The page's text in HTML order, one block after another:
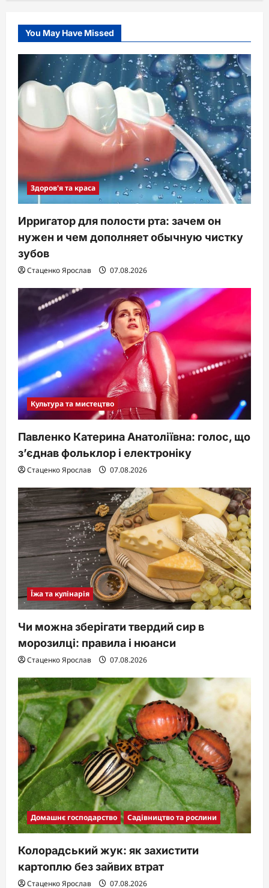
You May Have Missed
Здоров'я та краса
Ирригатор для полости рта: зачем он
нужен и чем дополняет обычную чистку
зубов
Стаценко Ярослав 07.08.2026
Культура та мистецтво
Павленко Катерина Анатоліївна: голос, що
з’єднав фольклор і електроніку
Стаценко Ярослав 07.08.2026
Їжа та кулінарія
Чи можна зберігати твердий сир в
морозилці: правила і нюанси
Стаценко Ярослав 07.08.2026
Домашнє господарство Садівництво та рослини
Колорадський жук: як захистити
картоплю без зайвих втрат
Стаценко Ярослав 07.08.2026